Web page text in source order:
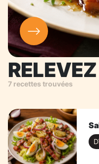
RELEVEZ
7 recettes trouvées